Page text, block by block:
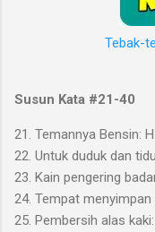
Tebak-
Susun Kata #21-40
21. Temannya Bensin:
22. Untuk duduk dan
23. Kain pengering
24. Tempat
25. Pembersih alas